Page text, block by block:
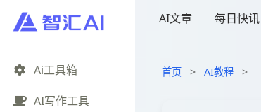
Ai工具箱
AI写作工具
AI文章 每日快讯
首页 > AI教程 >